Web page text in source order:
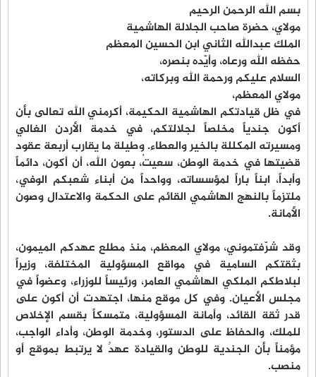
بسم الله الرحمن الرحيم
مولاي، حضرة صاحب الجلالة الهاشمية
الملك عبدالله الثاني ابن الحسين المعظم
حفظه الله ورعاه، وأيّده بنصره،
السلام عليكم ورحمة الله وبركاته،
مولاي المعظم،
في ظل قيادتكم الهاشمية الحكيمة، أكرمني الله تعالى بأن
أكون جندياً مخلصاً لجلالتكم، في خدمة الأردن الغالي
ومسيرته المكللة بالخير والعطاء. وطيلة ما يقارب أربعة عقود
قضيتها في خدمة الوطن، سعيتُ، بعون الله، أن أكون، دائماً
وأبداً، ابناً باراً لمؤسساته، وواحداً من أبناء شعبكم الوفي،
ملتزماً بالنهج الهاشمي القائم على الحكمة والاعتدال وصون
الأمانة.
وقد شرّفتموني، مولاي المعظم، منذ مطلع عهدكم الميمون،
بثقتكم السامية في مواقع المسؤولية المختلفة، وزيراً
لبلاطكم الملكي الهاشمي العامر، ورئيساً للوزراء، وعضواً في
مجلس الأعيان. وفي كل موقع منها، اجتهدت أن أكون على
قدر ثقة القائد، وأمانة المسؤولية، متمسكاً بقسم الإخلاص
للملك، والحفاظ على الدستور، وخدمة الوطن، وأداء الواجب،
مؤمناً بأن الجندية للوطن والقيادة عهدٌ لا يرتبط بموقع أو
منصب.